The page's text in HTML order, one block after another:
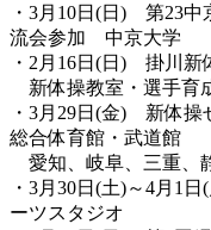
・3月10日(日) 第23中
流会参加 中京大学
・2月16日(日) 掛川
新体操教室・選手育
・3月29日(金) 新体
総合体育館・武道館
愛知、岐阜、三重、
・3月30日(土)～4月1
ーツスタジオ